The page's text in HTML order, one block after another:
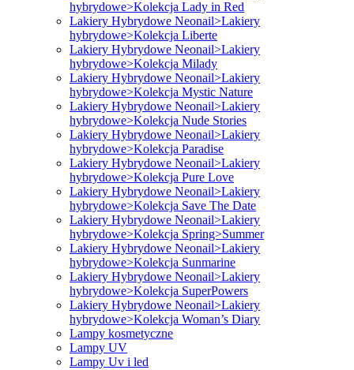
hybrydowe>Kolekcja Lady in Red
Lakiery Hybrydowe Neonail>Lakiery
hybrydowe>Kolekcja Liberte
Lakiery Hybrydowe Neonail>Lakiery
hybrydowe>Kolekcja Milady
Lakiery Hybrydowe Neonail>Lakiery
hybrydowe>Kolekcja Mystic Nature
Lakiery Hybrydowe Neonail>Lakiery
hybrydowe>Kolekcja Nude Stories
Lakiery Hybrydowe Neonail>Lakiery
hybrydowe>Kolekcja Paradise
Lakiery Hybrydowe Neonail>Lakiery
hybrydowe>Kolekcja Pure Love
Lakiery Hybrydowe Neonail>Lakiery
hybrydowe>Kolekcja Save The Date
Lakiery Hybrydowe Neonail>Lakiery
hybrydowe>Kolekcja Spring>Summer
Lakiery Hybrydowe Neonail>Lakiery
hybrydowe>Kolekcja Sunmarine
Lakiery Hybrydowe Neonail>Lakiery
hybrydowe>Kolekcja SuperPowers
Lakiery Hybrydowe Neonail>Lakiery
hybrydowe>Kolekcja Woman’s Diary
Lampy kosmetyczne
Lampy UV
Lampy Uv i led